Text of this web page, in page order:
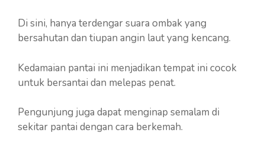
Di sini, hanya terdengar suara ombak yang
bersahutan dan tiupan angin laut yang kencang.
Kedamaian pantai ini menjadikan tempat ini cocok
untuk bersantai dan melepas penat.
Pengunjung juga dapat menginap semalam di
sekitar pantai dengan cara berkemah.